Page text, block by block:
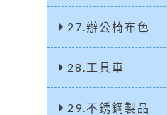
27.辦公椅布色
28.工具車
29.不銹鋼製品